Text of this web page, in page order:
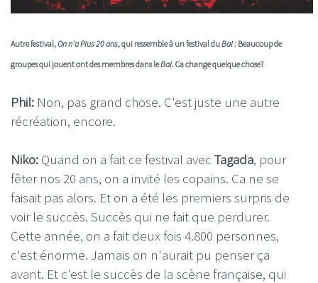
Autre festival, On n'a Plus 20 ans, qui ressemble à un festival duBal : Beaucoup de
groupes qui jouent ont des membres dans leBal. Ca change quelque chose?
Phil: Non, pas grand chose. C'est juste une autre
récréation, encore.
Niko: Quand on a fait ce festival avec Tagada, pour
fêter nos 20 ans, on a invité les copains. Ca ne se
faisait pas alors. Et on a été les premiers surpris de
voir le succès. Succès qui ne fait que perdurer.
Cette année, on a fait deux fois 4.800 personnes,
c'est énorme. Jamais on n'aurait pu penser ça
avant. Et c'est le succès de la scène française, qui